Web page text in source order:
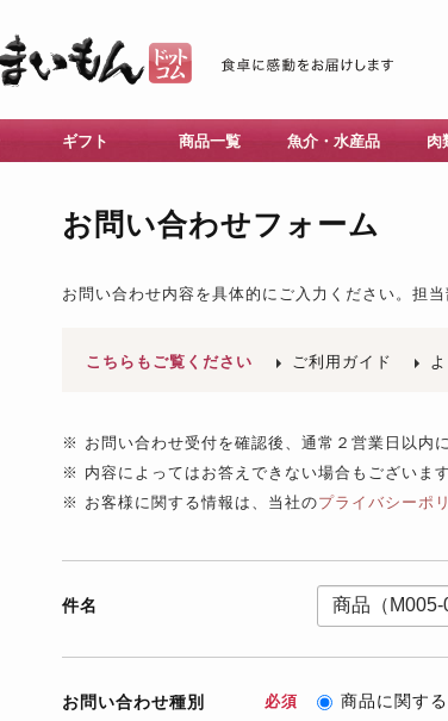
ギフト 商品一覧 魚介・水産品 肉
お問い合わせフォーム
お問い合わせ内容を具体的にご入力ください。担
こちらもご覧ください ご利用ガイド
※ お問い合わせ受付を確認後、通常２営業日以内
※ 内容によってはお答えできない場合もございま
※ お客様に関する情報は、当社のプライバシーポ
件名
お問い合わせ種別 必須
商品に関す